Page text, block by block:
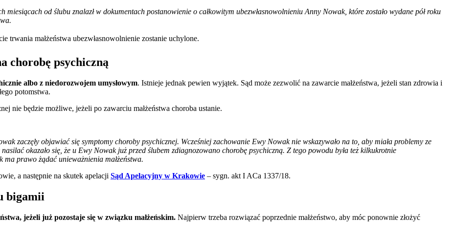
od ślubu znalazł w dokumentach postanowienie o całkowitym ubezwłasnowolnieniu Anny Nowak, które zostało wydane pół roku
trwania małżeństwa ubezwłasnowolnienie zostanie uchylone.
chorobę psychiczną
albo z niedorozwojem umysłowym. Istnieje jednak pewien wyjątek. Sąd może zezwolić na zawarcie małżeństwa, jeżeli stan zdrowia i
potomstwa.
nie będzie możliwe, jeżeli po zawarciu małżeństwa choroba ustanie.
zaczęły objawiać się symptomy choroby psychicznej. Wcześniej zachowanie Ewy Nowak nie wskazywało na to, aby miała problemy ze
okazało się, że u Ewy Nowak już przed ślubem zdiagnozowano chorobę psychiczną. Z tego powodu była też kilkukrotnie
prawo żądać unieważnienia małżeństwa.
a następnie na skutek apelacji Sąd Apelacyjny w Krakowie – sygn. akt I ACa 1337/18.
bigamii
jeżeli już pozostaje się w związku małżeńskim. Najpierw trzeba rozwiązać poprzednie małżeństwo, aby móc ponownie złożyć